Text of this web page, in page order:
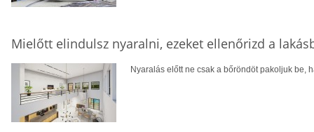
Mielőtt elindulsz nyaralni, ezeket ellenőrizd a
Nyaralás előtt ne csak a bőröndöt pakoljuk be,